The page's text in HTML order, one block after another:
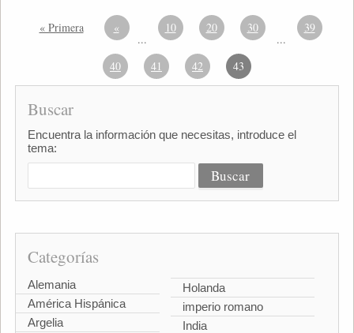
« Primera «
...
10 20 30
...
39
40 41 42 43
Buscar
Encuentra la información que necesitas, introduce el
tema:
Categorías
Alemania
América Hispánica
Argelia
Holanda
imperio romano
India